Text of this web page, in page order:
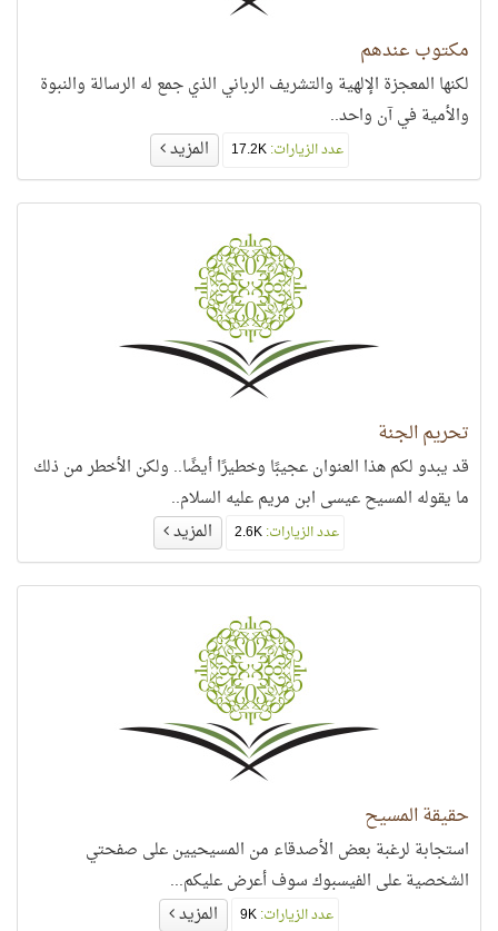
مكتوب عندهم
لكنها المعجزة الإلهية والتشريف الرباني الذي جمع له الرسالة والنبوة
والأمية في آن واحد..
عدد الزيارات:17.2K المزيد
تحريم الجنة
قد يبدو لكم هذا العنوان عجيبًا وخطيرًا أيضًا.. ولكن الأخطر من ذلك
ما يقوله المسيح عيسى ابن مريم عليه السلام..
عدد الزيارات: المزيد
حقيقة المسيح
استجابة لرغبة بعض الأصدقاء من المسيحيين على صفحتي
الشخصية على الفيسبوك سوف أعرض عليكم...
عدد الزيارات: المزيد